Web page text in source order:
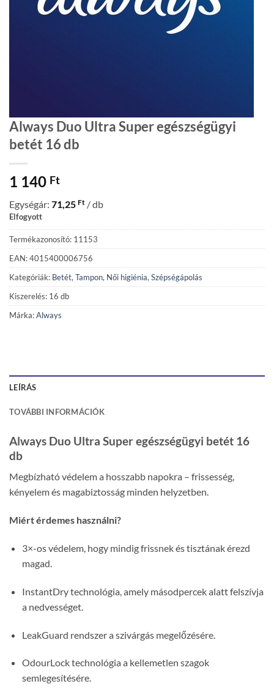
Always Duo Ultra Super egészségügyi
betét 16 db
1 140 Ft
Egységár: 71,25 Ft / db
Elfogyott
Termékazonosító: 11153
EAN: 4015400006756
Kategóriák: Betét, Tampon, Női higiénia, Szépségápolás
Kiszerelés: 16 db
Márka:Always
LEÍRÁS
TOVÁBBI INFORMÁCIÓK
Always Duo Ultra Super egészségügyi betét 16
db
Megbízható védelem a hosszabb napokra – frissesség,
kényelem és magabiztosság minden helyzetben.
Miért érdemes használni?
3×-os védelem, hogy mindig frissnek és tisztának érezd
magad.
InstantDry technológia, amely másodpercek alatt felszívja
a nedvességet.
LeakGuard rendszer a szivárgás megelőzésére.
OdourLock technológia a kellemetlen szagok
semlegesítésére.